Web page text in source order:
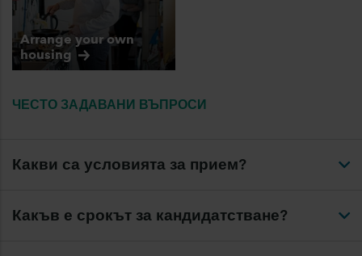
Arrange your own
housing
ЧЕСТО ЗАДАВАНИ ВЪПРОСИ
Какви са условията за прием?
Какъв е срокът за кандидатстване?